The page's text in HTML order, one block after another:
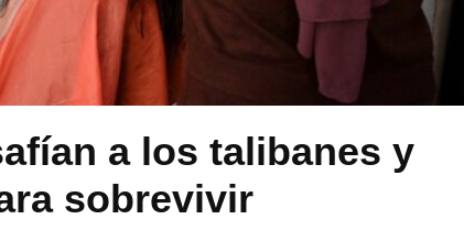
a los talibanes y
sobrevivir